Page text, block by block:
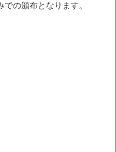
の頒布となります。